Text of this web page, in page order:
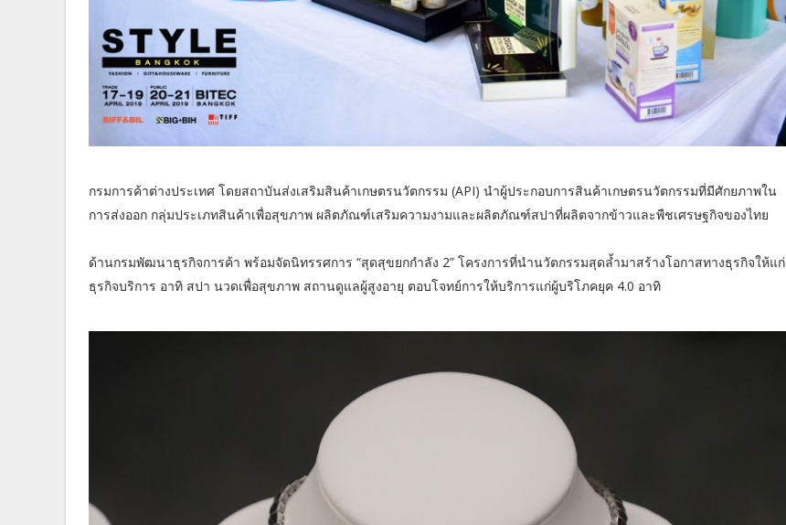
กรมการค้าต่างประเทศ โดยสถาบันส่งเสริมสินค้าเกษตรนวัตกรรม (API) นำผู้ประกอบการสินค้าเกษตรนวัตกรรมที่มีศักยภาพใน
การส่งออก กลุ่มประเภทสินค้าเพื่อสุขภาพ ผลิตภัณฑ์เสริมความงามและผลิตภัณฑ์สปาที่ผลิตจากข้าวและพืชเศรษฐกิจของไทย
ด้านกรมพัฒนาธุรกิจการค้า พร้อมจัดนิทรรศการ “สุดสุขยกกำลัง 2” โครงการที่นำนวัตกรรมสุดล้ำมาสร้างโอกาสทางธุรกิจให้แก่
ธุรกิจบริการ อาทิ สปา นวดเพื่อสุขภาพ สถานดูแลผู้สูงอายุ ตอบโจทย์การให้บริการแก่ผู้บริโภคยุค 4.0 อาทิ